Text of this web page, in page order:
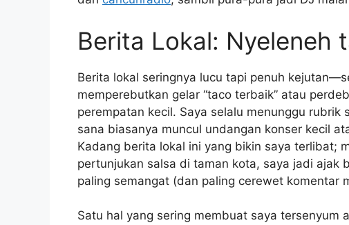
Berita Lokal: Nyeleneh
Berita lokal seringnya lucu tapi penuh
memperebutkan gelar “taco terbaik” atau
perempatan kecil. Saya selalu menunggu
sana biasanya muncul undangan konser kecil
Kadang berita lokal ini yang bikin saya terlibat;
pertunjukan salsa di taman kota, saya jadi ajak
paling semangat (dan paling cerewet komentar
Satu hal yang sering membuat saya tersenyum